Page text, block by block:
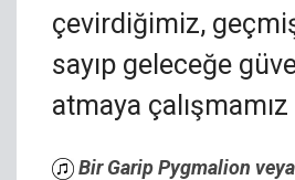
çevirdiğimiz,
sayıp geleceğe
atmaya
Bir Garip Pygmalion veya